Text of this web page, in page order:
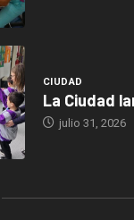
CIUDAD
La Ciudad
julio 31, 2026